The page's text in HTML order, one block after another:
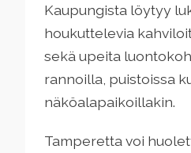
Kaupungista löytyy
houkuttelevia
sekä upeita
rannoilla, puistoissa
näköalapaikoillakin.
Tamperetta voi